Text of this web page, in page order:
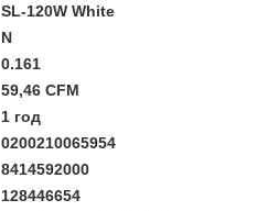
SL-120W White
N
0.161
59,46 CFM
1 год
0200210065954
8414592000
128446654